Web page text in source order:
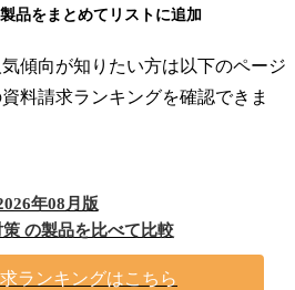
品をまとめてリストに追加
傾向が知りたい方は以下のページ
料請求ランキングを確認できま
年08月版
の製品を比べて比較
ランキングはこちら